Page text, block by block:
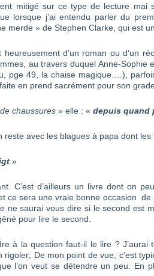
mitigé sur ce type de lecture mai
lorsque j’ai entendu parler du
merde » de Stephen Clarke, qui est
heureusement d’un roman ou d’un
au travers duquel Anne-
pge 49, la chaise magique….),
en prend sacrément pour son
chaussures » elle : « depuis quand
reste avec les blagues à papa dont
»
C’est d’ailleurs un livre dont on
ce sera une vraie bonne occasion de
ne saurai vous dire si le second est
pour lire le second.
à la question faut-il le lire ?
De mon point de vue, c’est
l’on veut se détendre un peu. En